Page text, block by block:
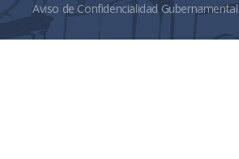
Aviso de Confidencialidad Gubernamental